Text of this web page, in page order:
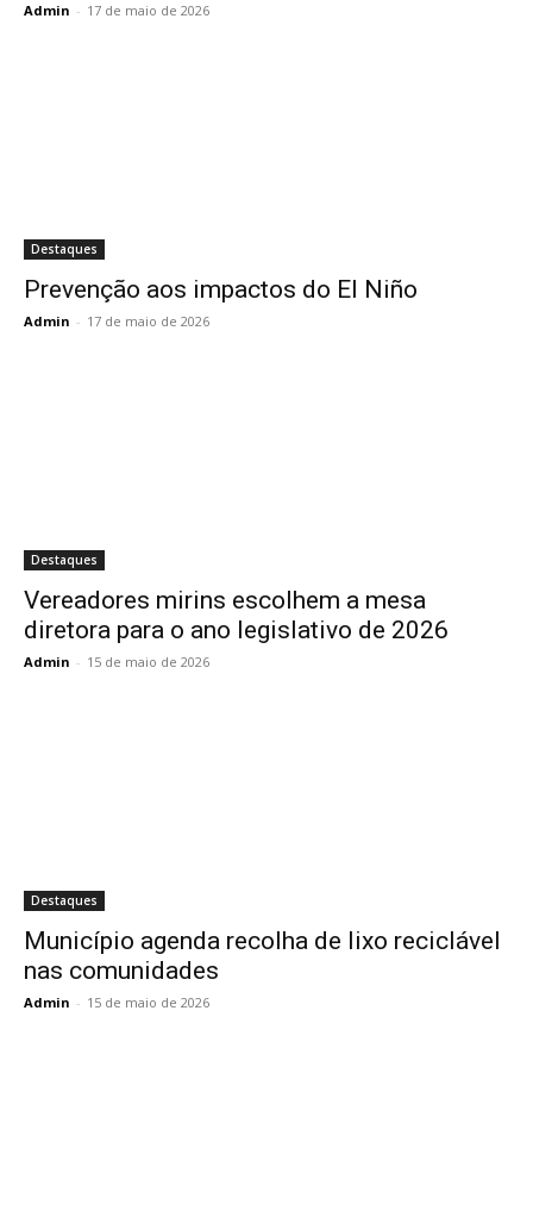
Admin - 17 de maio de 2026
Destaques
Prevenção aos impactos do El Niño
Admin - 17 de maio de 2026
Destaques
Vereadores mirins escolhem a mesa
diretora para o ano legislativo de 2026
Admin - 15 de maio de 2026
Destaques
Município agenda recolha de lixo reciclável
nas comunidades
Admin - 15 de maio de 2026